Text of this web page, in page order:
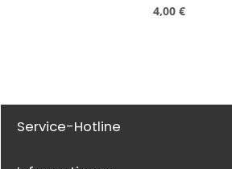
Regulärer Preis:
4,00 €
Service-Hotline